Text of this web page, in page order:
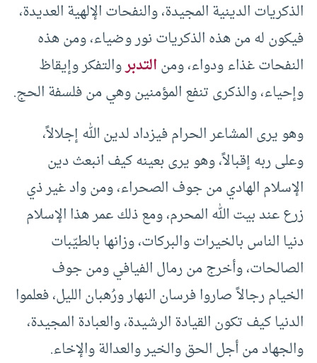
الذكريات الدينية المجيدة، والنفحات الإلهية العديدة،
فيكون له من هذه الذكريات نور وضياء، ومن هذه
النفحات غذاء ودواء، ومنالتدبروالتفكر وإيقاظ
وإحياء، والذكرى تنفع المؤمنين وهي من فلسفة الحج.
وهو يرى المشاعر الحرام فيزداد لدين الله إجلالاً،
وعلى ربه إقبالاً، وهو يرى بعينه كيف انبعث دين
الإسلام الهادي من جوف الصحراء، ومن واد غير ذي
زرع عند بيت الله المحرم، ومع ذلك عمر هذا الإسلام
دنيا الناس بالخيرات والبركات، وزانها بالطيّبات
الصالحات، وأخرج من رمال الفيافي ومن جوف
الخيام رجالاً صاروا فرسان النهار ورُهبان الليل، فعلموا
الدنيا كيف تكون القيادة الرشيدة، والعبادة المجيدة،
والجهاد من أجل الحق والخير والعدالة والإخاء.